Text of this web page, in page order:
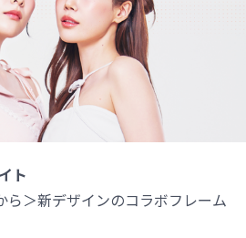
ト
ら＞新デザインのコラボフレーム